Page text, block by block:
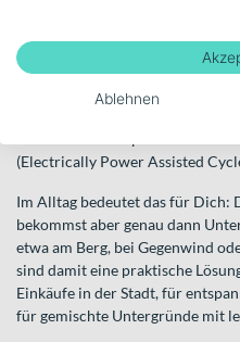
E-Bikes sind Fahrräder mit
wenn Du selbst in die Pedale
km/h bei einer
Ausführung gelten sie in der
(Electrically Power Assisted
Im Alltag bedeutet das für Dich:
bekommst aber genau dann
etwa am Berg, bei Gegenwind
sind damit eine praktische
Einkäufe in der Stadt, für
für gemischte Untergründe mit
Ablehnen